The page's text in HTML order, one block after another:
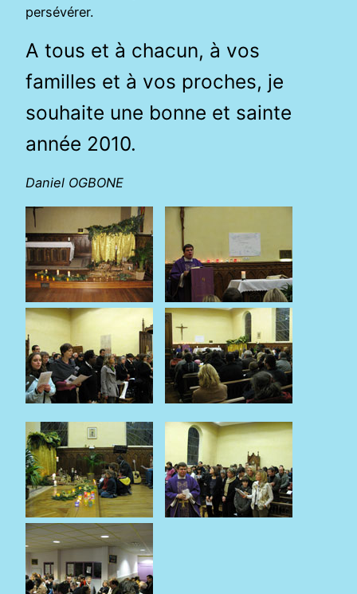
persévérer.
A tous et à chacun, à vos
familles et à vos proches, je
souhaite une bonne et sainte
année 2010.
Daniel OGBONE